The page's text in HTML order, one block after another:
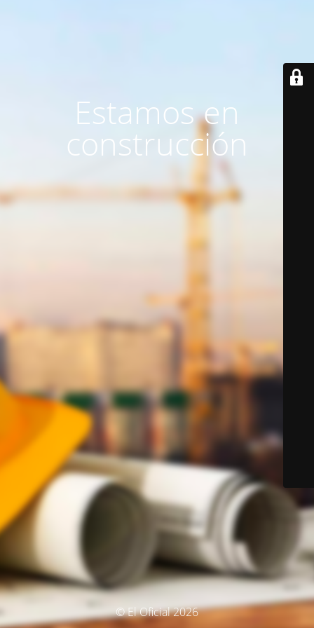
Estamos en
construcción
© El Oficial 2026